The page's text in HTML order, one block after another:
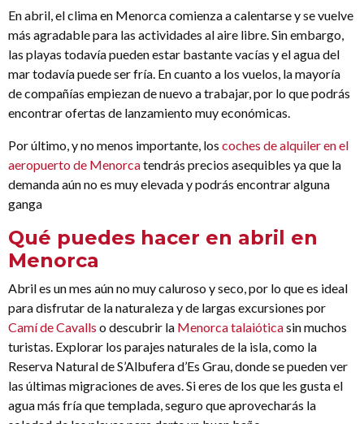
En abril, el clima en Menorca comienza a calentarse y se vuelve
más agradable para las actividades al aire libre. Sin embargo,
las playas todavía pueden estar bastante vacías y el agua del
mar todavía puede ser fría. En cuanto a los vuelos, la mayoría
de compañías empiezan de nuevo a trabajar, por lo que podrás
encontrar ofertas de lanzamiento muy económicas.
Por último, y no menos importante, los coches de alquiler en el
aeropuerto de Menorcatendrás precios asequibles ya que la
demanda aún no es muy elevada y podrás encontrar alguna
ganga
Qué puedes hacer en abril en
Menorca
Abril es un mes aún no muy caluroso y seco, por lo que es ideal
para disfrutar de la naturaleza y de largas excursiones por
Camí de Cavalls o descubrir la Menorca talaióticasin muchos
turistas. Explorar los parajes naturales de la isla, como la
Reserva Natural de S’Albufera d’Es Grau, donde se pueden ver
las últimas migraciones de aves. Si eres de los que les gusta el
agua más fría que templada, seguro que aprovecharás la